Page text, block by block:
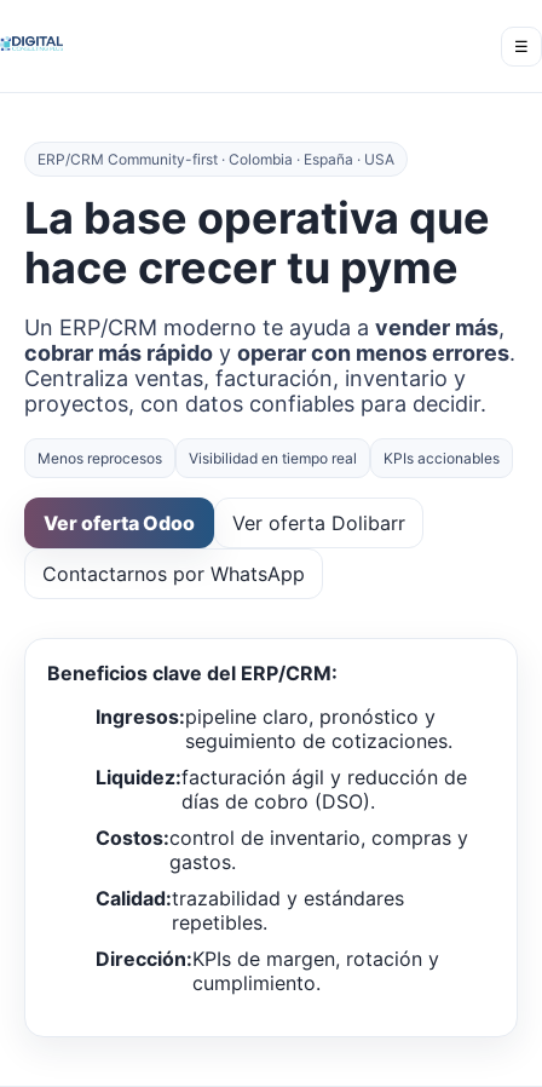
☰
ERP/CRM Community-first · Colombia · España · USA
La base operativa que
hace crecer tu pyme
Un ERP/CRM moderno te ayuda a vender más,
cobrar más rápido y operar con menos errores.
Centraliza ventas, facturación, inventario y
proyectos, con datos confiables para decidir.
Menos reprocesos Visibilidad en tiempo real KPIs accionables
Ver oferta Odoo Ver oferta Dolibarr
Contactarnos por WhatsApp
Beneficios clave del ERP/CRM:
Ingresos:pipeline claro, pronóstico y
seguimiento de cotizaciones.
Liquidez:facturación ágil y reducción de
días de cobro (DSO).
Costos:control de inventario, compras y
gastos.
Calidad:trazabilidad y estándares
repetibles.
Dirección:KPIs de margen, rotación y
cumplimiento.